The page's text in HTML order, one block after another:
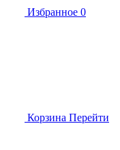
Избранное 0
Корзина Перейти